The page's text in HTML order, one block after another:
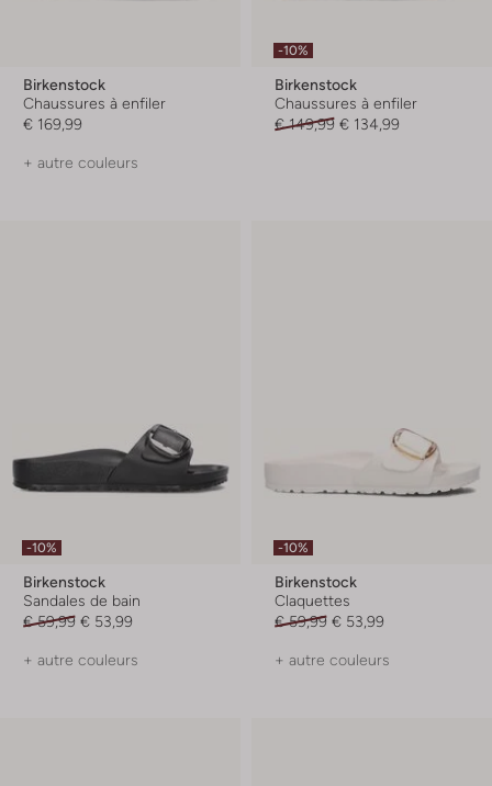
Birkenstock
Chaussures à enfiler
€ 169,99
+ autre couleurs
-10%
Birkenstock
Chaussures à enfiler
€ 149,99 € 134,99
-10%
Birkenstock
Sandales de bain
€ 59,99 € 53,99
+ autre couleurs
-10%
Birkenstock
Claquettes
€ 59,99 € 53,99
+ autre couleurs